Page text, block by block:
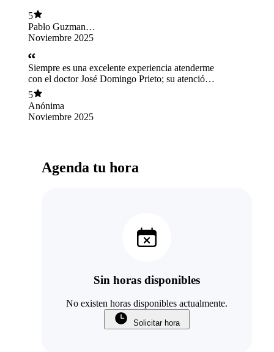
5
Pablo Guzman
Devoto
Noviembre 2025
Siempre es una excelente experiencia atenderme
con el doctor José Domingo Prieto; su atención
es muy profesional y amable.
5
Anónima
Noviembre 2025
Agenda tu hora
Sin horas disponibles
No existen horas disponibles actualmente.
Solicitar hora